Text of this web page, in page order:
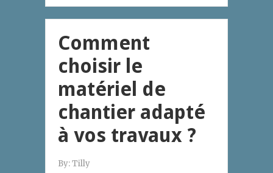
Comment
choisir le
matériel de
chantier adapté
à vos travaux ?
By:Tilly